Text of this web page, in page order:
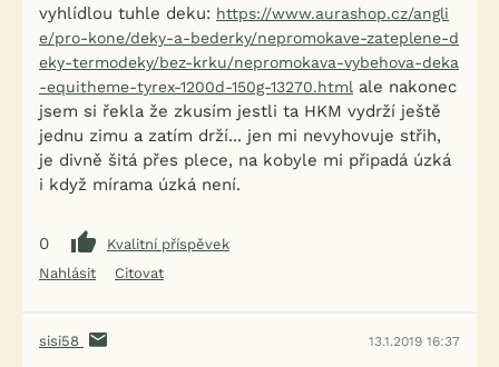
vyhlídlou tuhle deku: https://www.aurashop.cz/angli
e/pro-kone/deky-a-bederky/nepromokave-zateplene-d
eky-termodeky/bez-krku/nepromokava-vybehova-deka
-equitheme-tyrex-1200d-150g-13270.html ale nakonec
jsem si řekla že zkusím jestli ta HKM vydrží ještě
jednu zimu a zatím drží... jen mi nevyhovuje střih,
je divně šitá přes plece, na kobyle mi připadá úzká
i když mírama úzká není.
0
Kvalitní příspěvek
Nahlásit
Citovat
sisi58 13.1.2019 16:37